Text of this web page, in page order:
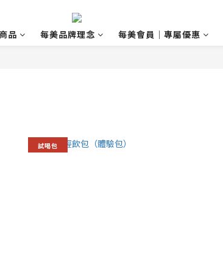
品 每美品牌理念 每美會員｜專屬優惠
試喝包